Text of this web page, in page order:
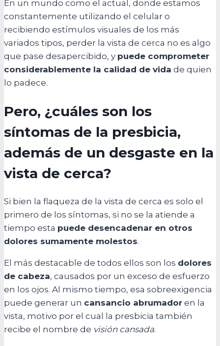
En un mundo como el actual, donde estamos
constantemente utilizando el celular o
recibiendo estímulos visuales de los más
variados tipos, perder la vista de cerca no es algo
que pase desapercibido, y puede comprometer
considerablemente la calidad de vida de quien
lo padece.
Pero, ¿cuáles son los
síntomas de la presbicia,
además de un desgaste en la
vista de cerca?
Si bien la flaqueza de la vista de cerca es solo el
primero de los síntomas, si no se la atiende a
tiempo esta puede desencadenar en otros
dolores sumamente molestos.
El más destacable de todos ellos son los dolores
de cabeza, causados por un exceso de esfuerzo
en los ojos. Al mismo tiempo, esa sobreexigencia
puede generar un cansancio abrumador en la
vista, motivo por el cual la presbicia también
recibe el nombre de visión cansada.